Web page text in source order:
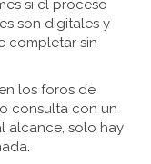
si el proceso
son digitales y
completar sin
los foros de
consulta con un
alcance, solo hay